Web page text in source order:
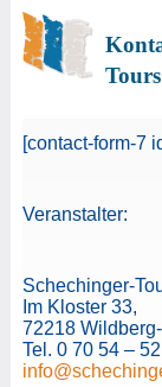
Tours
[contact-form-7
Veranstalter:
Schechinger-
Im Kloster 33,
72218
Tel. 0 70 54 –